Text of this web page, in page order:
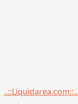
Menu
..::Liquidarea.com::..